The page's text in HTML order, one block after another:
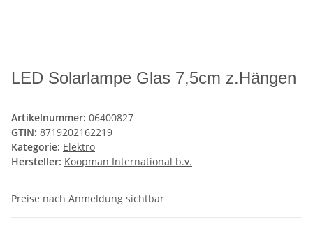
LED Solarlampe Glas 7,5cm z.Hängen
Artikelnummer: 06400827
GTIN: 8719202162219
Kategorie: Elektro
Hersteller: Koopman International b.v.
Preise nach Anmeldung sichtbar